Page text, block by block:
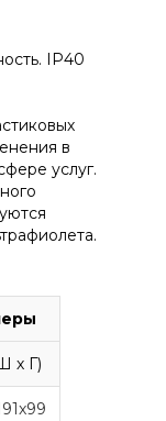
IP40
в
услуг.
х Г)